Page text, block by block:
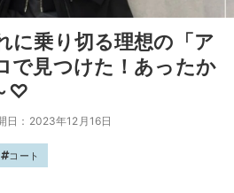
に乗り切る理想の「ア
で見つけた！あったか
♡
日：2023年12月16日
コート